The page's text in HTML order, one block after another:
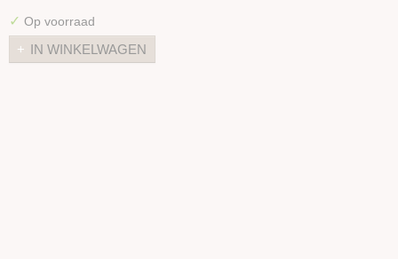
✓ Op voorraad
IN WINKELWAGEN